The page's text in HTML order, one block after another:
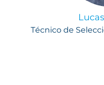
Técnico de